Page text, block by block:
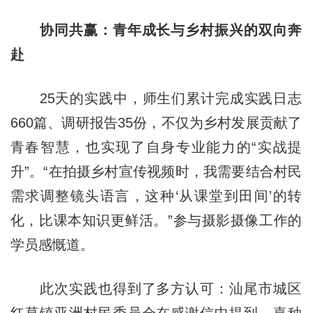
协同共赢：青年成长与乡村振兴的双向奔
赴
25天的实践中，师生们累计完成实践日志
660篇、调研报告35份，不仅为乡村发展贡献了
青春智慧，也实现了自身专业能力的“实战提
升”。“在拍摄乡村宣传视频时，我需要结合村民
需求调整镜头语言，这种‘从课堂到田间’的转
化，比课本知识更鲜活。”参与摄影摄像工作的
学员感慨道。
此次实践也得到了多方认可：汕尾市城区